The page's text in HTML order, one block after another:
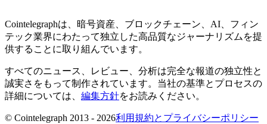
Cointelegraphは、暗号資産、ブロックチェーン、AI、フィン
テック業界にわたって独立した高品質なジャーナリズムを提
供することに取り組んでいます。
すべてのニュース、レビュー、分析は完全な報道の独立性と
誠実さをもって制作されています。当社の基準とプロセスの
詳細については、 編集方針をお読みください。
© Cointelegraph 2013 - 2026利用規約とプライバシーポリシー